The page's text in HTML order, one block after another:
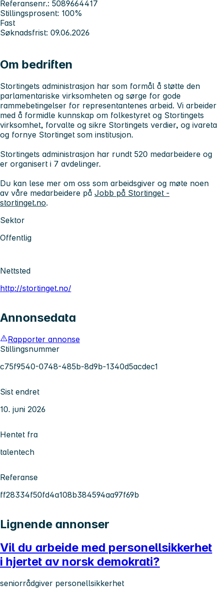
Referansenr.: 5089664417
Stillingsprosent: 100%
Fast
Søknadsfrist: 09.06.2026
Om bedriften
Stortingets administrasjon har som formål å støtte den
parlamentariske virksomheten og sørge for gode
rammebetingelser for representantenes arbeid. Vi arbeider
med å formidle kunnskap om folkestyret og Stortingets
virksomhet, forvalte og sikre Stortingets verdier, og ivareta
og fornye Stortinget som institusjon.
Stortingets administrasjon har rundt 520 medarbeidere og
er organisert i 7 avdelinger.
Du kan lese mer om oss som arbeidsgiver og møte noen
av våre medarbeidere på Jobb på Stortinget -
stortinget.no.
Sektor
Offentlig
Nettsted
http://stortinget.no/
Annonsedata
Rapporter annonse
Stillingsnummer
c75f9540-0748-485b-8d9b-1340d5acdec1
Sist endret
10. juni 2026
Hentet fra
talentech
Referanse
ff28334f50fd4a108b384594aa97f69b
Lignende annonser
Vil du arbeide med personellsikkerhet
i hjertet av norsk demokrati?
seniorrådgiver personellsikkerhet